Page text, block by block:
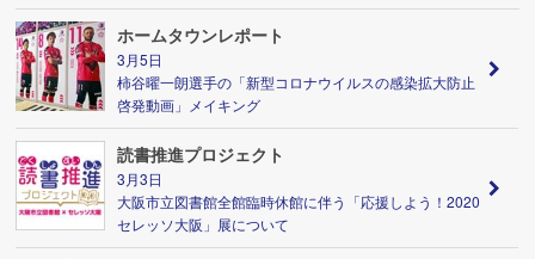
ホームタウンレポート
3月5日
柿谷曜一朗選手の「新型コロナウイルスの感染拡大防止
啓発動画」メイキング
読書推進プロジェクト
3月3日
大阪市立図書館全館臨時休館に伴う「応援しよう！2020
セレッソ大阪」展について